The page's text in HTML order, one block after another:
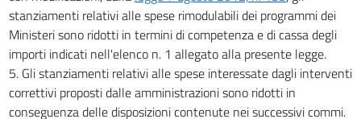
stanziamenti relativi alle spese rimodulabili dei programmi dei
Ministeri sono ridotti in termini di competenza e di cassa degli
importi indicati nell'elenco n. 1 allegato alla presente legge.
5. Gli stanziamenti relativi alle spese interessate dagli interventi
correttivi proposti dalle amministrazioni sono ridotti in
conseguenza delle disposizioni contenute nei successivi commi.